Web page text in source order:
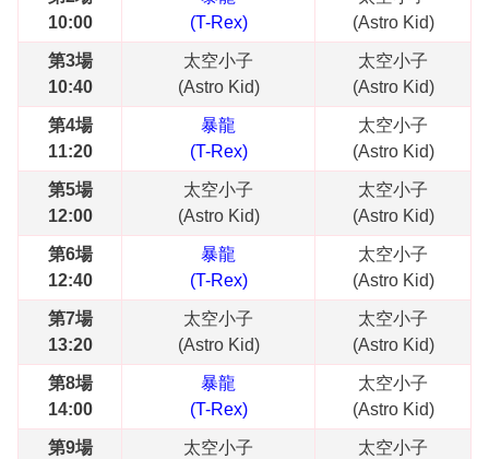
10:00
(T-Rex)
(Astro Kid)
第3場
10:40
太空小子
(Astro Kid)
太空小子
(Astro Kid)
第4場
11:20
暴龍
(T-Rex)
太空小子
(Astro Kid)
第5場
12:00
太空小子
(Astro Kid)
太空小子
(Astro Kid)
第6場
12:40
暴龍
(T-Rex)
太空小子
(Astro Kid)
第7場
13:20
太空小子
(Astro Kid)
太空小子
(Astro Kid)
第8場
14:00
暴龍
(T-Rex)
太空小子
(Astro Kid)
第9場
太空小子
太空小子